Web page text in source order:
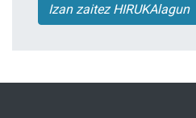
Izan zaitez HIRUKAlagun